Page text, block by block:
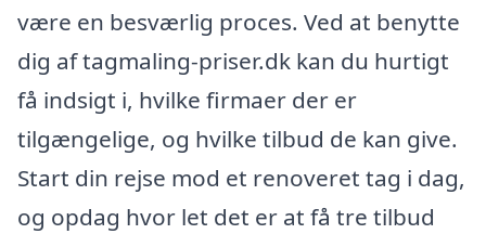
være en besværlig proces. Ved at benytte
dig af tagmaling-priser.dk kan du hurtigt
få indsigt i, hvilke firmaer der er
tilgængelige, og hvilke tilbud de kan give.
Start din rejse mod et renoveret tag i dag,
og opdag hvor let det er at få tre tilbud